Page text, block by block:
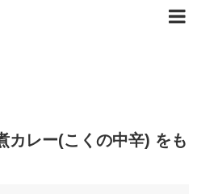
カレー(こくの中辛) をも